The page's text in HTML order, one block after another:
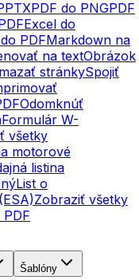
PDF do PNGPDF
Excel do
PDFMarkdown na
na textObrázok
stránkySpojiť
Odomknúť
Formulár W-
všetky
motorové
listina
List o
Zobraziť všetky
Šablóny